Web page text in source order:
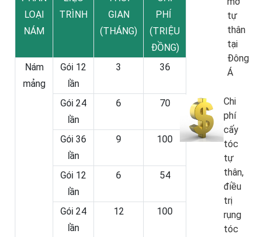
LOẠI
NÁM
TRÌNH
GIAN
(THÁNG)
PHÍ
(TRIỆU
ĐỒNG)
Nám
mảng
Gói 12
lần
3 36
Gói 24
lần
6 70
Gói 36
lần
9 100
Gói 12
lần
6 54
Gói 24
lần
12 100
tự
thân
tại
Đông
Á
Chi
phí
cấy
tóc
tự
thân,
điều
trị
rụng
tóc